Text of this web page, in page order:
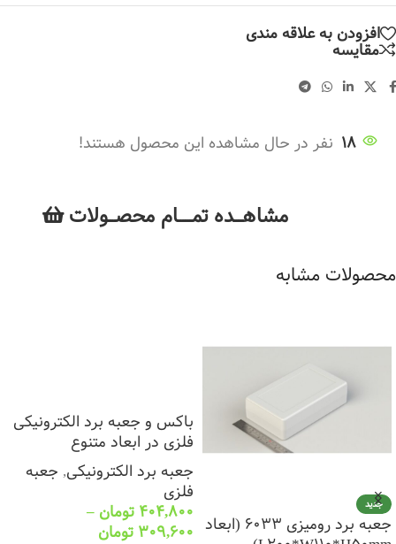
افزودن به علاقه مندی
مقایسه
18 نفر در حال مشاهده این محصول هستند!
مشاهــــده تمــــــام محصـــولات
محصولات مشابه
جدید
جعبه برد رومیزی 6033 (ابعاد
باکس و جعبه برد الکترونیکی
فلزی در ابعاد متنوع
جعبه برد الکترونیکی, جعبه
فلزی
404,800 تومان –
309,600 تومان